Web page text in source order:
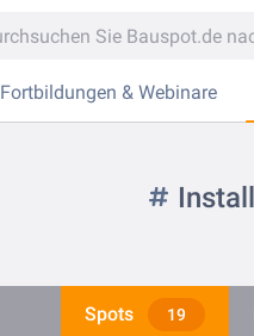
Fortbildungen & Webinare
Spots 19